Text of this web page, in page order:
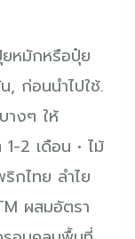
หมักหรือปุ๋ย
, ก่อนนำไปใช้.
างๆ ให้
2 เดือน • ไม้
กไทย ลำไย
ผสมอัตรา